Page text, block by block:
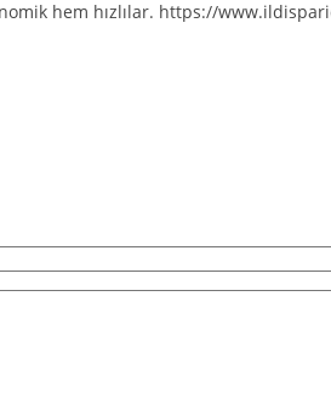
hem hızlılar. https://